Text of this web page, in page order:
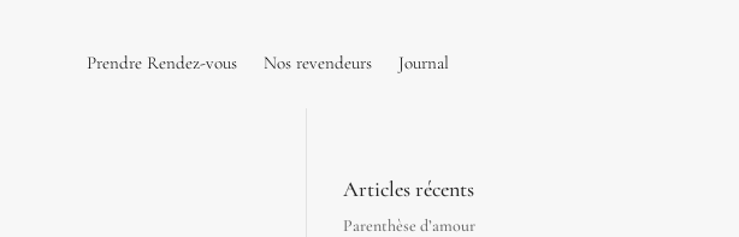
Prendre Rendez-vous Nos revendeurs Journal
Articles récents
Parenthèse d’amour